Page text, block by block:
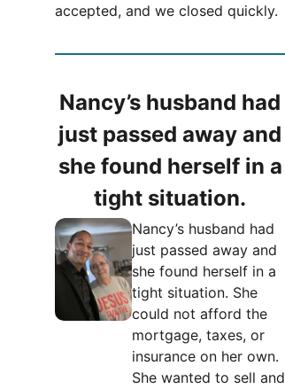
accepted, and we closed quickly.
Nancy’s husband had
just passed away and
she found herself in a
tight situation.
Nancy’s husband had
just passed away and
she found herself in a
tight situation. She
could not afford the
mortgage, taxes, or
insurance on her own.
She wanted to sell and